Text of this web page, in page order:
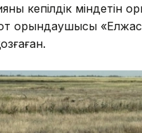
кепілдік міндетін
орындаушысы